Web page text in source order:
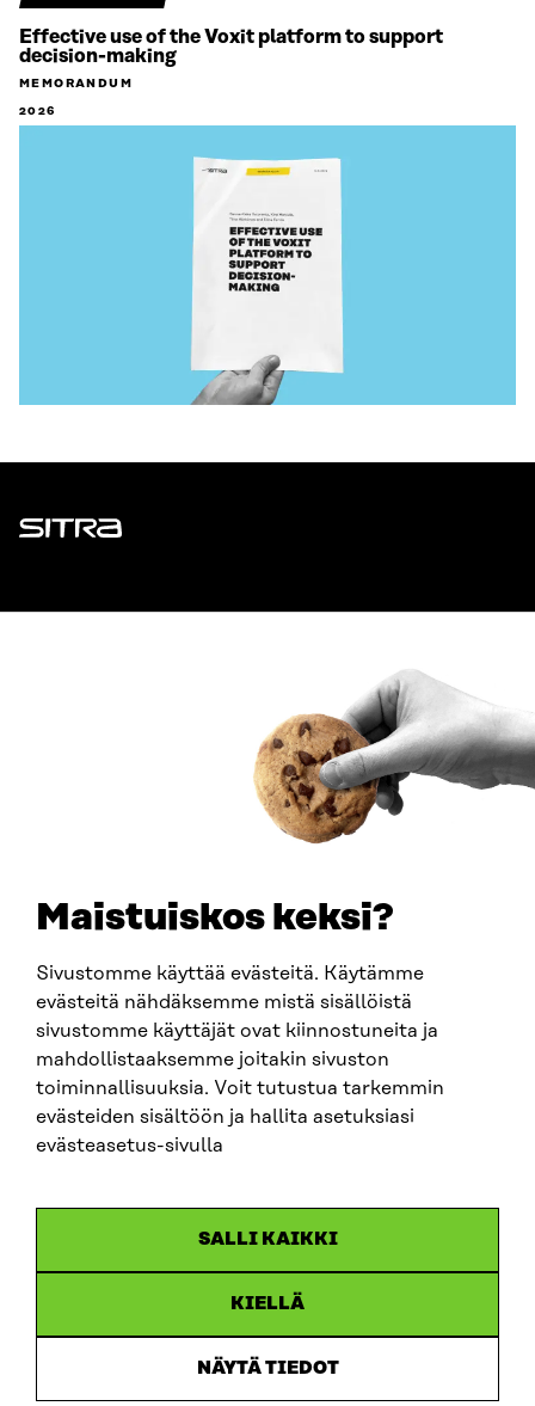
Maistuiskos keksi?
Sivustomme käyttää evästeitä. Käytämme
evästeitä nähdäksemme mistä sisällöistä
sivustomme käyttäjät ovat kiinnostuneita ja
mahdollistaaksemme joitakin sivuston
toiminnallisuuksia. Voit tutustua tarkemmin
evästeiden sisältöön ja hallita asetuksiasi
evästeasetus-sivulla
SALLI KAIKKI
KIELLÄ
NÄYTÄ TIEDOT
Effective use of the Voxit platform to support
decision-making
MEMORANDUM
2026
Sitra
firstname.lastname@sitra.fi
SITRA ON SOCIAL MEDIA
LinkedIn
Instagram